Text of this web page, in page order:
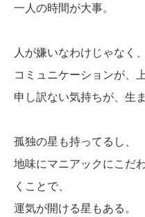
一人の時間が大事。
人が嫌いなわけじゃなく、
コミュニケーションが、
申し訳ない気持ちが、生
孤独の星も持ってるし、
地味にマニアックにこだ
くことで、
運気が開ける星もある。